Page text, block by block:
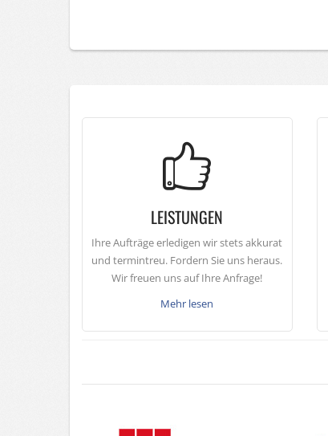
LEISTUNGEN
Ihre Aufträge erledigen wir stets akkurat
und termintreu. Fordern Sie uns heraus.
Wir freuen uns auf Ihre Anfrage!
Mehr lesen